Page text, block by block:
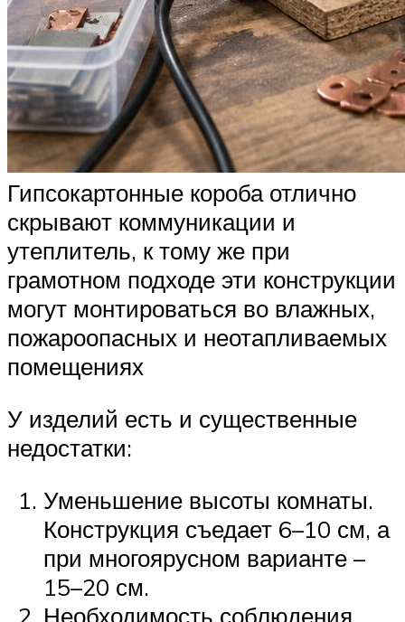
Гипсокартонные короба отлично
скрывают коммуникации и
утеплитель, к тому же при
грамотном подходе эти конструкции
могут монтироваться во влажных,
пожароопасных и неотапливаемых
помещениях
У изделий есть и существенные
недостатки:
Уменьшение высоты комнаты.
Конструкция съедает 6–10 см, а
при многоярусном варианте –
15–20 см.
Необходимость соблюдения